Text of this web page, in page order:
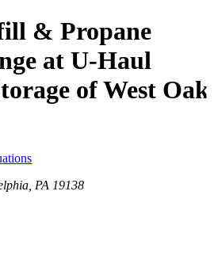
& Propane
at U-Haul
of West Oak
PA 19138